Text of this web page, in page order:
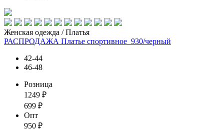
Женская одежда / Платья
РАСПРОДАЖА Платье спортивное_930/черный
42-44
46-48
Розница
1249 ₽
699 ₽
Опт
950 ₽